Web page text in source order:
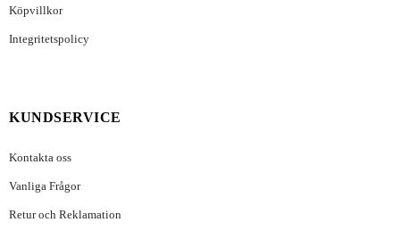
Köpvillkor
Integritetspolicy
KUNDSERVICE
Kontakta oss
Vanliga Frågor
Retur och Reklamation